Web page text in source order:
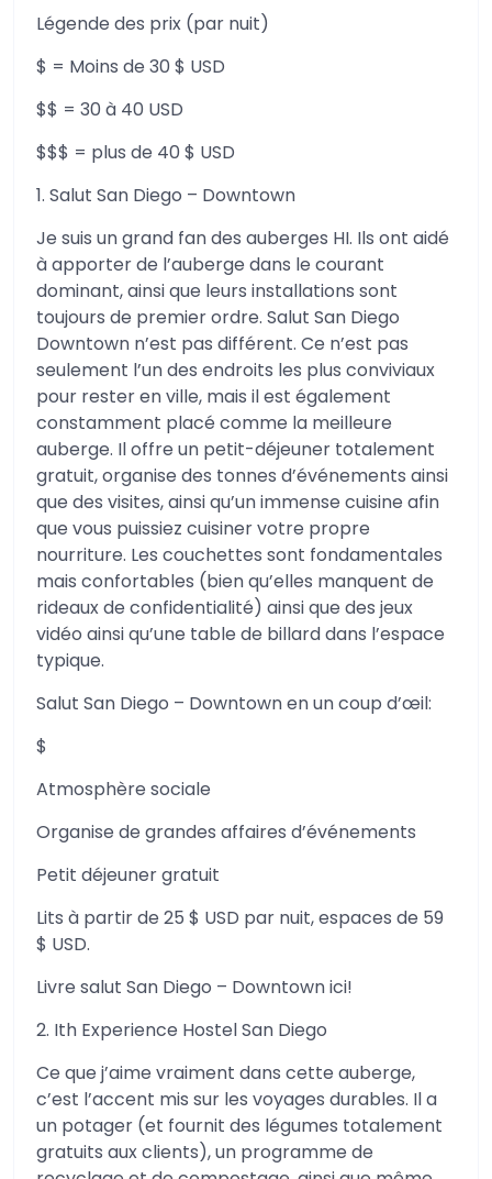
Légende des prix (par nuit)
$ = Moins de 30 $ USD
$$ = 30 à 40 USD
$$$ = plus de 40 $ USD
1. Salut San Diego – Downtown
Je suis un grand fan des auberges HI. Ils ont aidé
à apporter de l’auberge dans le courant
dominant, ainsi que leurs installations sont
toujours de premier ordre. Salut San Diego
Downtown n’est pas différent. Ce n’est pas
seulement l’un des endroits les plus conviviaux
pour rester en ville, mais il est également
constamment placé comme la meilleure
auberge. Il offre un petit-déjeuner totalement
gratuit, organise des tonnes d’événements ainsi
que des visites, ainsi qu’un immense cuisine afin
que vous puissiez cuisiner votre propre
nourriture. Les couchettes sont fondamentales
mais confortables (bien qu’elles manquent de
rideaux de confidentialité) ainsi que des jeux
vidéo ainsi qu’une table de billard dans l’espace
typique.
Salut San Diego – Downtown en un coup d’œil:
$
Atmosphère sociale
Organise de grandes affaires d’événements
Petit déjeuner gratuit
Lits à partir de 25 $ USD par nuit, espaces de 59
$ USD.
Livre salut San Diego – Downtown ici!
2. Ith Experience Hostel San Diego
Ce que j’aime vraiment dans cette auberge,
c’est l’accent mis sur les voyages durables. Il a
un potager (et fournit des légumes totalement
gratuits aux clients), un programme de